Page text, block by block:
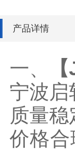
产品详情
一、 【
宁波启
质量
价格